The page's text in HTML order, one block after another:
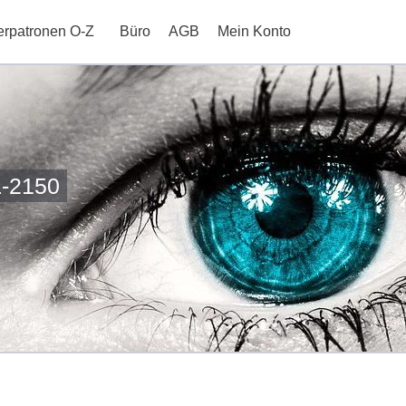
O-Z Büro AGB Mein Konto
2150